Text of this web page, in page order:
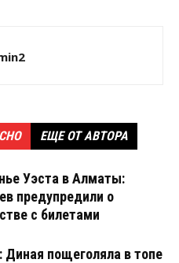
ЕЩЕ ОТ АВТОРА
Уэста в Алматы:
предупредили о
с билетами
Диная пощеголяла в топе